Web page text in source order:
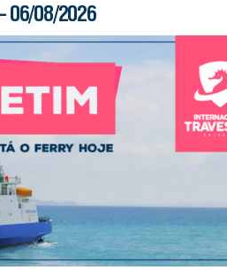
06/08/2026